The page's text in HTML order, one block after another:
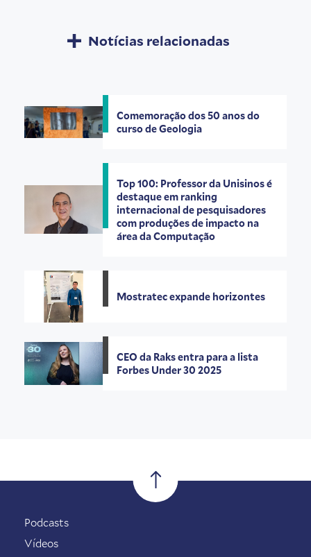
Notícias relacionadas
Comemoração dos 50 anos do
curso de Geologia
Top 100: Professor da Unisinos é
destaque em ranking
internacional de pesquisadores
com produções de impacto na
área da Computação
Mostratec expande horizontes
CEO da Raks entra para a lista
Forbes Under 30 2025
Podcasts
Vídeos